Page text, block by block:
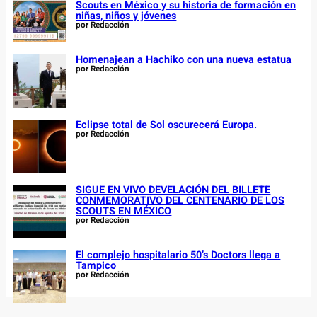
Scouts en México y su historia de formación en
niñas, niños y jóvenes
por Redacción
Homenajean a Hachiko con una nueva estatua
por Redacción
Eclipse total de Sol oscurecerá Europa.
por Redacción
SIGUE EN VIVO DEVELACIÓN DEL BILLETE
CONMEMORATIVO DEL CENTENARIO DE LOS
SCOUTS EN MÉXICO
por Redacción
El complejo hospitalario 50’s Doctors llega a
Tampico
por Redacción